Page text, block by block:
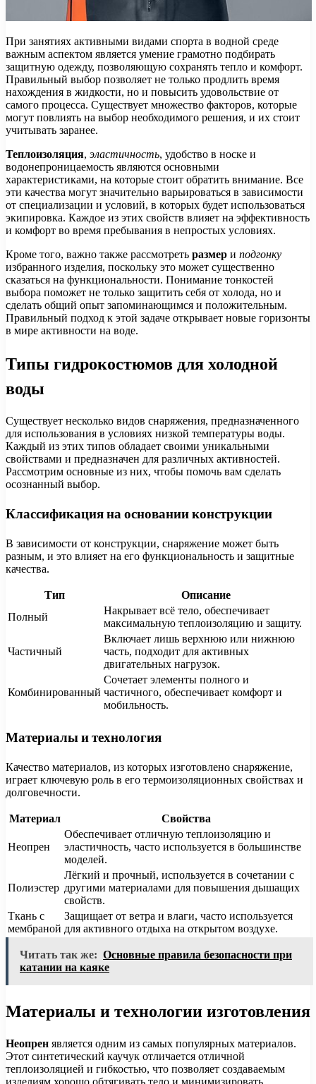
При занятиях активными видами спорта в водной среде
важным аспектом является умение грамотно подбирать
защитную одежду, позволяющую сохранять тепло и комфорт.
Правильный выбор позволяет не только продлить время
нахождения в жидкости, но и повысить удовольствие от
самого процесса. Существует множество факторов, которые
могут повлиять на выбор необходимого решения, и их стоит
учитывать заранее.
Теплоизоляция, эластичность, удобство в носке и
водонепроницаемость являются основными
характеристиками, на которые стоит обратить внимание. Все
эти качества могут значительно варьироваться в зависимости
от специализации и условий, в которых будет использоваться
экипировка. Каждое из этих свойств влияет на эффективность
и комфорт во время пребывания в непростых условиях.
Кроме того, важно также рассмотреть размер и подгонку
избранного изделия, поскольку это может существенно
сказаться на функциональности. Понимание тонкостей
выбора поможет не только защитить себя от холода, но и
сделать общий опыт запоминающимся и положительным.
Правильный подход к этой задаче открывает новые горизонты
в мире активности на воде.
Типы гидрокостюмов для холодной
воды
Существует несколько видов снаряжения, предназначенного
для использования в условиях низкой температуры воды.
Каждый из этих типов обладает своими уникальными
свойствами и предназначен для различных активностей.
Рассмотрим основные из них, чтобы помочь вам сделать
осознанный выбор.
Классификация на основании конструкции
В зависимости от конструкции, снаряжение может быть
разным, и это влияет на его функциональность и защитные
качества.
Тип
Описание
Полный
Накрывает всё тело, обеспечивает
максимальную теплоизоляцию и защиту.
Частичный
Включает лишь верхнюю или нижнюю
часть, подходит для активных
двигательных нагрузок.
Комбинированный
Сочетает элементы полного и
частичного, обеспечивает комфорт и
мобильность.
Материалы и технология
Качество материалов, из которых изготовлено снаряжение,
играет ключевую роль в его термоизоляционных свойствах и
долговечности.
Материал Свойства
Неопрен
Обеспечивает отличную теплоизоляцию и
эластичность, часто используется в большинстве
моделей.
Полиэстер
Лёгкий и прочный, используется в сочетании с
другими материалами для повышения дышащих
свойств.
Ткань с
мембраной
Защищает от ветра и влаги, часто используется
для активного отдыха на открытом воздухе.
Читать так же: Основные правила безопасности при
катании на каяке
Материалы и технологии изготовления
Неопрен является одним из самых популярных материалов.
Этот синтетический каучук отличается отличной
теплоизоляцией и гибкостью, что позволяет создаваемым